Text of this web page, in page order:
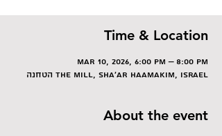
Time & Location
Mar 10, 2026, 6:00 PM – 8:00 PM
הטחנה The Mill, Sha'ar HaAmakim, Israel
About the event